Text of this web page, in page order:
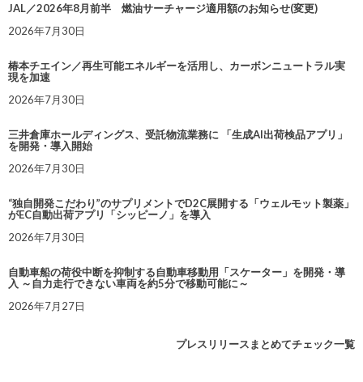
JAL／2026年8月前半 燃油サーチャージ適用額のお知らせ(変更)
2026年7月30日
椿本チエイン／再生可能エネルギーを活用し、カーボンニュートラル実
現を加速
2026年7月30日
三井倉庫ホールディングス、受託物流業務に 「生成AI出荷検品アプリ」
を開発・導入開始
2026年7月30日
“独自開発こだわり”のサプリメントでD2C展開する「ウェルモット製薬」
がEC自動出荷アプリ「シッピーノ」を導入
2026年7月30日
自動車船の荷役中断を抑制する自動車移動用「スケーター」を開発・導
入 ～自力走行できない車両を約5分で移動可能に～
2026年7月27日
プレスリリースまとめてチェック一覧